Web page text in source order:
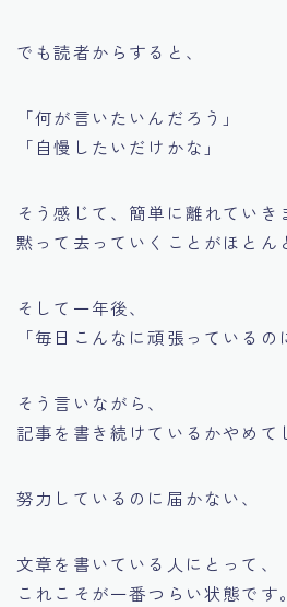
でも読者からすると、
「何が言いたいんだろう」
「自慢したいだけかな」
そう感じて、簡単に離れていき
黙って去っていくことがほとん
そして一年後、
「毎日こんなに頑張っているの
そう言いながら、
記事を書き続けているかやめて
努力しているのに届かない、
文章を書いている人にとって、
これこそが一番つらい状態です。